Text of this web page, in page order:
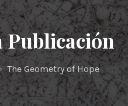
Publicación
The Geometry of Hope